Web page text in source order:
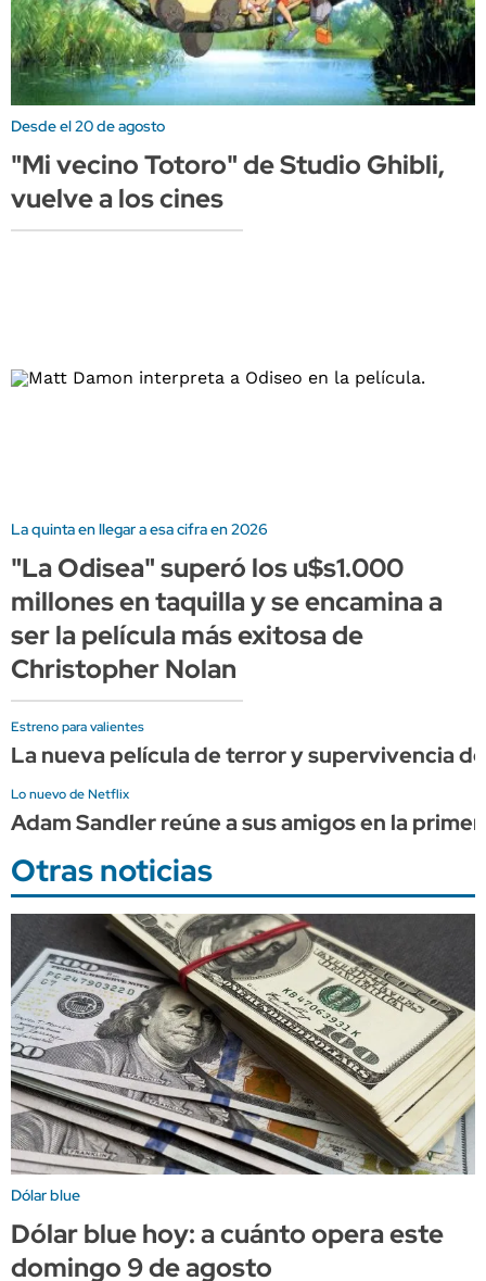
Desde el 20 de agosto
"Mi vecino Totoro" de Studio Ghibli,
vuelve a los cines
La quinta en llegar a esa cifra en 2026
"La Odisea" superó los u$s1.000
millones en taquilla y se encamina a
ser la película más exitosa de
Christopher Nolan
Estreno para valientes
La nueva película de terror y supervivencia
Lo nuevo de Netflix
Adam Sandler reúne a sus amigos en la
Otras noticias
Dólar blue
Dólar blue hoy: a cuánto opera este
domingo 9 de agosto